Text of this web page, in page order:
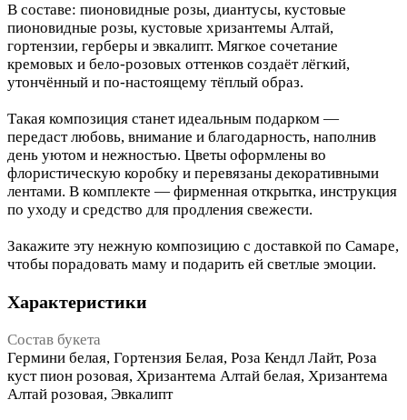
В составе: пионовидные розы, диантусы, кустовые
пионовидные розы, кустовые хризантемы Алтай,
гортензии, герберы и эвкалипт. Мягкое сочетание
кремовых и бело-розовых оттенков создаёт лёгкий,
утончённый и по-настоящему тёплый образ.
Такая композиция станет идеальным подарком —
передаст любовь, внимание и благодарность, наполнив
день уютом и нежностью. Цветы оформлены во
флористическую коробку и перевязаны декоративными
лентами. В комплекте — фирменная открытка, инструкция
по уходу и средство для продления свежести.
Закажите эту нежную композицию с доставкой по Самаре,
чтобы порадовать маму и подарить ей светлые эмоции.
Характеристики
Состав букета
Гермини белая, Гортензия Белая, Роза Кендл Лайт, Роза
куст пион розовая, Хризантема Алтай белая, Хризантема
Алтай розовая, Эвкалипт